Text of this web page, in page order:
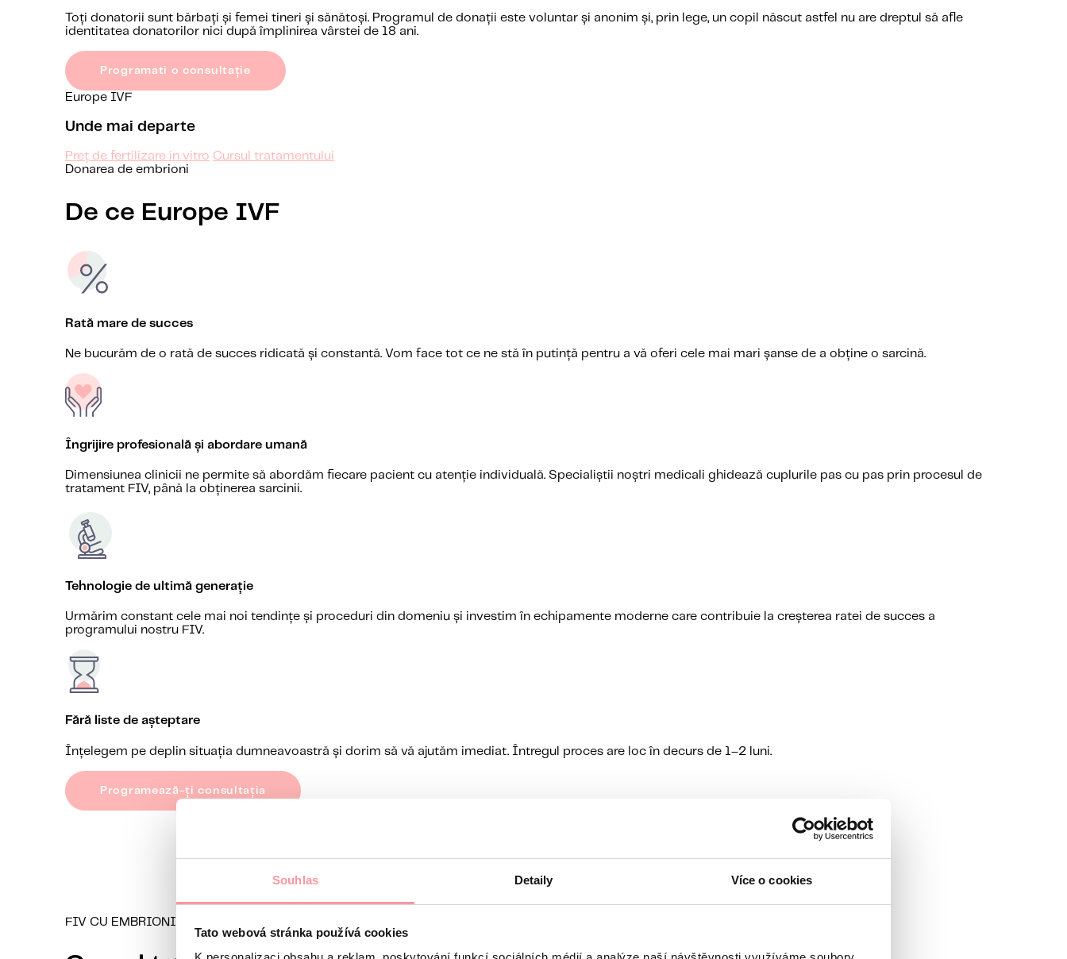
Souhlas Detaily Více o cookies
Tato webová stránka používá cookies
Toți donatorii sunt bărbați și femei tineri și sănătoși. Programul de donații este voluntar și anonim și, prin lege, un copil născut astfel nu are dreptul să afle
identitatea donatorilor nici după împlinirea vârstei de 18 ani.
Programati o consultație
Europe IVF
Unde mai departe
Preț de fertilizare in vitro Cursul tratamentului
Donarea de embrioni
De ce Europe IVF
Rată mare de succes
Ne bucurăm de o rată de succes ridicată și constantă. Vom face tot ce ne stă în putință pentru a vă oferi cele mai mari șanse de a obține o sarcină.
Îngrijire profesională și abordare umană
Dimensiunea clinicii ne permite să abordăm fiecare pacient cu atenție individuală. Specialiștii noștri medicali ghidează cuplurile pas cu pas prin procesul de
tratament FIV, până la obținerea sarcinii.
Tehnologie de ultimă generație
Urmărim constant cele mai noi tendințe și proceduri din domeniu și investim în echipamente moderne care contribuie la creșterea ratei de succes a
programului nostru FIV.
Fără liste de așteptare
Înțelegem pe deplin situația dumneavoastră și dorim să vă ajutăm imediat. Întregul proces are loc în decurs de 1–2 luni.
Programează-ți consultația
FIV CU EMBRIONI DONAȚI